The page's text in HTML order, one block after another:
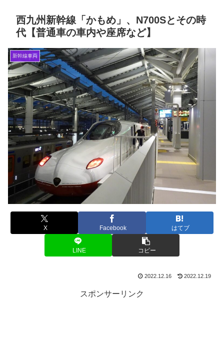
西九州新幹線「かもめ」、N700Sとその時
代【普通車の車内や座席など】
新幹線車両
X Facebook はてブ
LINE コピー
2022.12.16 2022.12.19
スポンサーリンク